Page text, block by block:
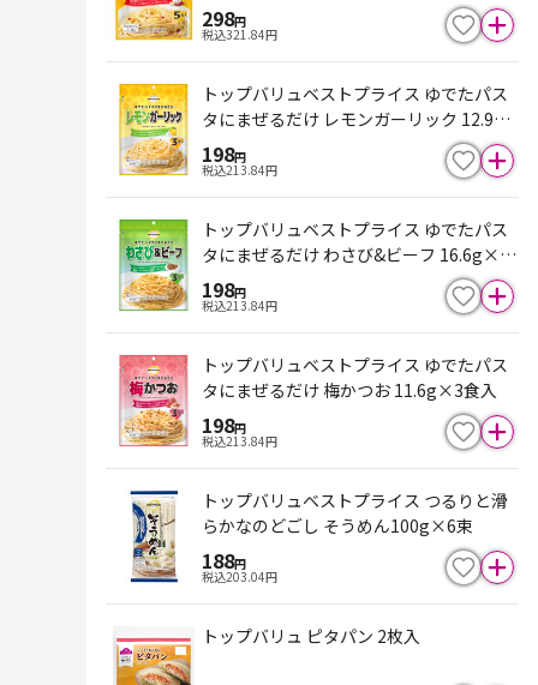
298円
税込321.84円
トップバリュベストプライス ゆでたパス
タにまぜるだけ レモンガーリック 12.9g
×3食入
198円
税込213.84円
トップバリュベストプライス ゆでたパス
タにまぜるだけ わさび&ビーフ 16.6g×3
食入
198円
税込213.84円
トップバリュベストプライス ゆでたパス
タにまぜるだけ 梅かつお 11.6g×3食入
198円
税込213.84円
トップバリュベストプライス つるりと滑
らかなのどごし そうめん100g×6束
188円
税込203.04円
トップバリュ ピタパン 2枚入